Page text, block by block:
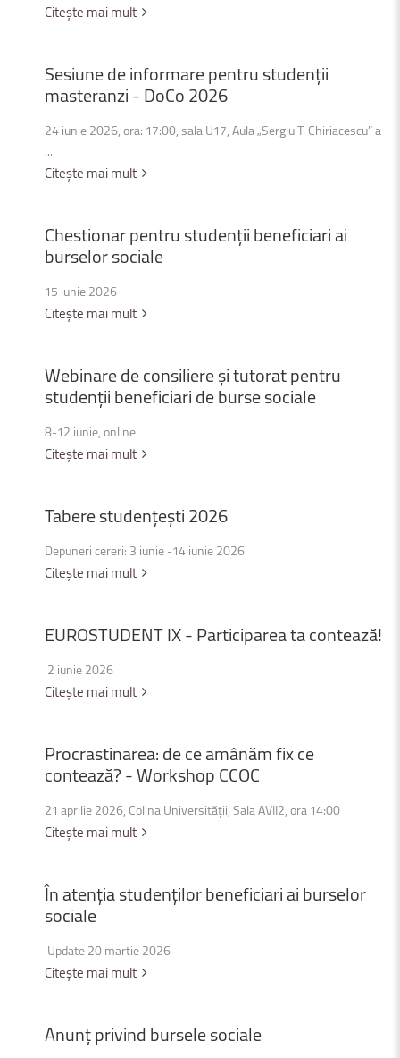
Citește mai mult
Sesiunedeinformarepentrustudenții
masteranzi-DoCo2026
24 iunie 2026, ora: 17:00, sala U17, Aula „Sergiu T. Chiriacescu” a
...
Citește mai mult
Chestionarpentrustudențiibeneficiariai
burselorsociale
15 iunie 2026
Citește mai mult
Webinaredeconsiliereșitutoratpentru
studențiibeneficiaridebursesociale
8-12 iunie, online
Citește mai mult
Taberestudențești2026
Depuneri cereri: 3 iunie -14 iunie 2026
Citește mai mult
EUROSTUDENTIX-Participareatacontează!
2 iunie 2026
Citește mai mult
Procrastinarea:deceamânămfixce
contează?-WorkshopCCOC
21 aprilie 2026, Colina Universității, Sala AVII2, ora 14:00
Citește mai mult
Înatențiastudențilorbeneficiariaiburselor
sociale
Update 20 martie 2026
Citește mai mult
Anunțprivindburselesociale